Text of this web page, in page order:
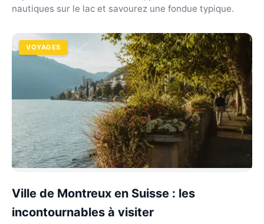
nautiques sur le lac et savourez une fondue typique.
VOYAGES
Ville de Montreux en Suisse : les
incontournables à visiter